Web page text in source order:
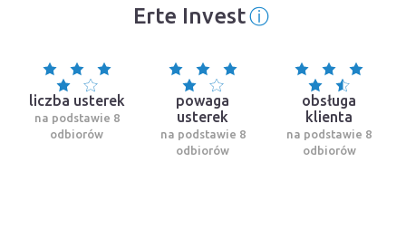
Erte InvestⓘInformacja o
liczba usterek
na podstawie 8
odbiorów
powaga
usterek
na podstawie 8
odbiorów
obsługa
klienta
na podstawie 8
odbiorów